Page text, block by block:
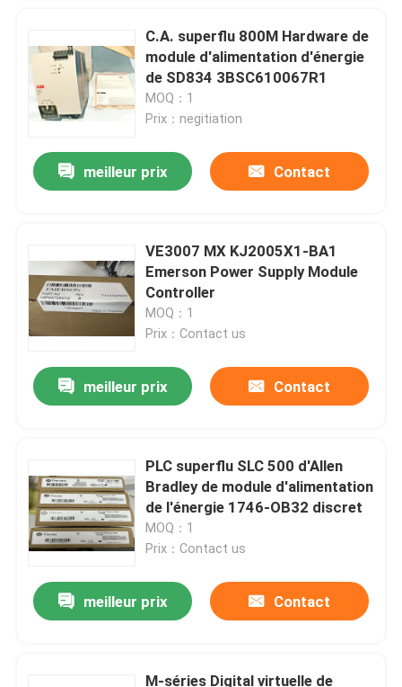
Produits
Au sujet de nous
Visite d'usine
Contactez-nous
Servomoteur industriel
Commandes servo industrielles
C.A. superflu 800M Hardware de
module d'alimentation d'énergie
de SD834 3BSC610067R1
MOQ：1
Prix：negitiation
meilleur prix Contact
VE3007 MX KJ2005X1-BA1
Emerson Power Supply Module
Controller
MOQ：1
Prix：Contact us
meilleur prix Contact
PLC superflu SLC 500 d'Allen
Bradley de module d'alimentation
de l'énergie 1746-OB32 discret
MOQ：1
Prix：Contact us
meilleur prix Contact
M-séries Digital virtuelle de